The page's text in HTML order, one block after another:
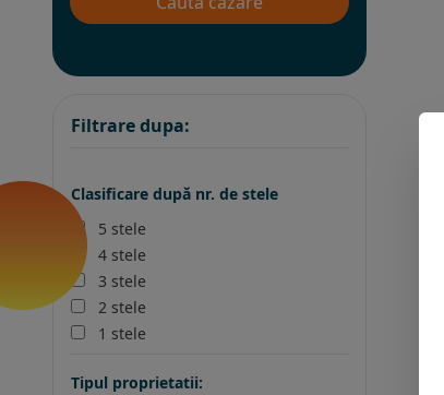
Filtrare dupa:
Clasificare după nr. de stele
5 stele
4 stele
3 stele
2 stele
1 stele
Tipul proprietatii: